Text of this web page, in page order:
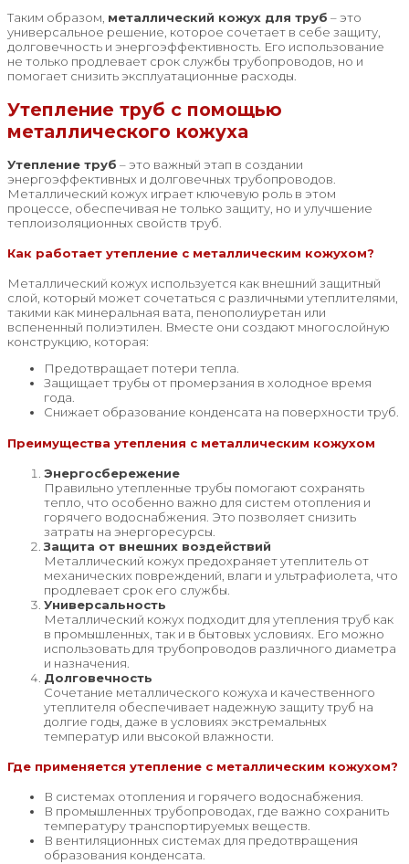
Таким образом, металлический кожух для труб – это
универсальное решение, которое сочетает в себе защиту,
долговечность и энергоэффективность. Его использование
не только продлевает срок службы трубопроводов, но и
помогает снизить эксплуатационные расходы.
Утепление труб с помощью
металлического кожуха
Утепление труб – это важный этап в создании
энергоэффективных и долговечных трубопроводов.
Металлический кожух играет ключевую роль в этом
процессе, обеспечивая не только защиту, но и улучшение
теплоизоляционных свойств труб.
Как работает утепление с металлическим кожухом?
Металлический кожух используется как внешний защитный
слой, который может сочетаться с различными утеплителями,
такими как минеральная вата, пенополиуретан или
вспененный полиэтилен. Вместе они создают многослойную
конструкцию, которая:
Предотвращает потери тепла.
Защищает трубы от промерзания в холодное время
года.
Снижает образование конденсата на поверхности труб.
Преимущества утепления с металлическим кожухом
Энергосбережение
Правильно утепленные трубы помогают сохранять
тепло, что особенно важно для систем отопления и
горячего водоснабжения. Это позволяет снизить
затраты на энергоресурсы.
Защита от внешних воздействий
Металлический кожух предохраняет утеплитель от
механических повреждений, влаги и ультрафиолета, что
продлевает срок его службы.
Универсальность
Металлический кожух подходит для утепления труб как
в промышленных, так и в бытовых условиях. Его можно
использовать для трубопроводов различного диаметра
и назначения.
Долговечность
Сочетание металлического кожуха и качественного
утеплителя обеспечивает надежную защиту труб на
долгие годы, даже в условиях экстремальных
температур или высокой влажности.
Где применяется утепление с металлическим кожухом?
В системах отопления и горячего водоснабжения.
В промышленных трубопроводах, где важно сохранить
температуру транспортируемых веществ.
В вентиляционных системах для предотвращения
образования конденсата.